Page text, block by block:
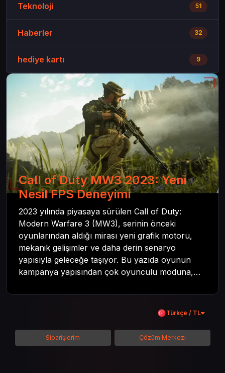
Teknoloji 51
Haberler 32
hediye kartı 9
Call of Duty MW3 2023: Yeni
Nesil FPS Deneyimi
2023 yılında piyasaya sürülen Call of Duty:
Modern Warfare 3 (MW3), serinin önceki
oyunlarından aldığı mirası yeni grafik motoru,
mekanik gelişimler ve daha derin senaryo
yapısıyla geleceğe taşıyor. Bu yazıda oyunun
kampanya yapısından çok oyunculu moduna,
kadar her şeyi kapsamaya çalışacaktır. Tüm
içeriği boyunca Call of Duty evreninin
detaylarına inilecek ve steam hediye kartı
kullanımının avantajlarından da bahsedilecektir.
Türkçe / TL
Siparişlerim Çözüm Merkezi